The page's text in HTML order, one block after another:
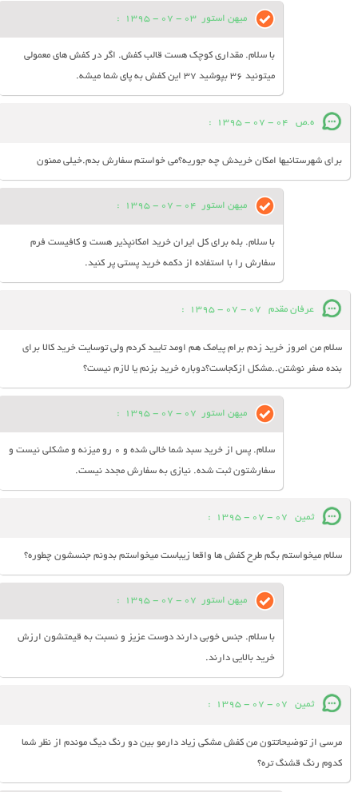
میهن استور 03 - 07 - 1395
:
با سلام. مقداری کوچک هست قالب کفش. اگر در کفش های معمولی
میتونید 36 بپوشید 37 این کفش به پای شما میشه.
ه.ص 04 - 07 - 1395
:
برای شهرستانیها امکان خریدش چه جوریه؟می خواستم سفارش بدم.خیلی ممنون
میهن استور 04 - 07 - 1395
:
با سلام. بله برای کل ایران خرید امکانپذیر هست و کافیست فرم
سفارش را با استفاده از دکمه خرید پستی پر کنید.
عرفان مقدم 07 - 07 - 1395
:
سلام من امروز خرید زدم برام پیامک هم اومد تایید کردم ولی توسایت خرید کالا برای
بنده صفر نوشتن..مشکل ازکجاست؟دوباره خرید بزنم یا لازم نیست؟
میهن استور 07 - 07 - 1395
:
سلام. پس از خرید سبد شما خالی شده و 0 رو میزنه و مشکلی نیست و
سفارشتون ثبت شده. نیازی به سفارش مجدد نیست.
ثمین 07 - 07 - 1395
:
سلام میخواستم بگم طرح کفش ها واقعا زیباست میخواستم بدونم جنسشون چطوره؟
میهن استور 07 - 07 - 1395
:
با سلام. جنس خوبی دارند دوست عزیز و نسبت به قیمتشون ارزش
خرید بالایی دارند.
ثمین 07 - 07 - 1395
:
مرسی از توضیحاتتون من کفش مشکی زیاد دارمو بین دو رنگ دیگ موندم از نظر شما
کدوم رنگ قشنگ تره؟